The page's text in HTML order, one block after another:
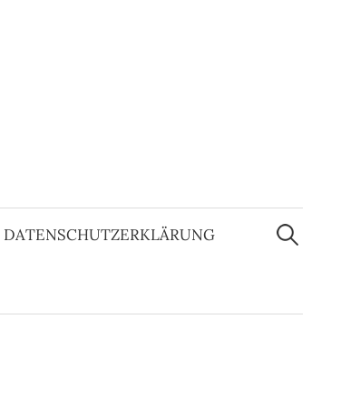
DATENSCHUTZERKLÄRUNG
Suchen
nach: